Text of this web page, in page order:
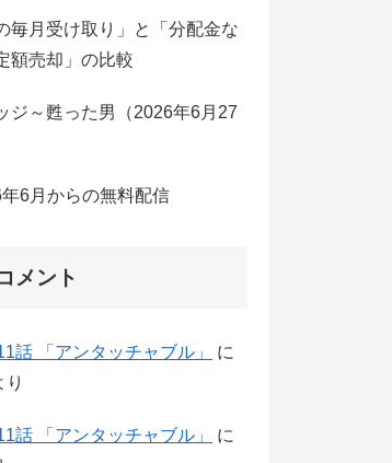
毎月受け取り」と「分配金な
額売却」の比較
ジ～甦った男（2026年6月27
6月からの無料配信
メント
話 「アンタッチャブル」
に
り
話 「アンタッチャブル」
に